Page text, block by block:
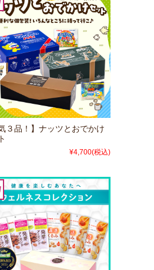
３品！】ナッツとおでかけ
¥4,700(税込)